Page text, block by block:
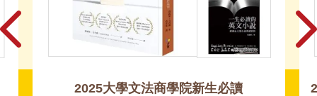
2025大學文法商學院新生必讀